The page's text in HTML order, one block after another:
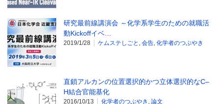
研究最前線講演会 ～化学系学生のための就職活
動Kickoffイベ…
2019/1/28 ケムステしごと , 会告, 化学者のつぶやき
直鎖アルカンの位置選択的かつ立体選択的なC–
H結合官能基化
2016/10/13 化学者のつぶやき , 論文